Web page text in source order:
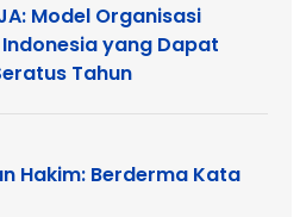
Model Organisasi
Indonesia yang Dapat
Tahun
Hakim: Berderma Kata